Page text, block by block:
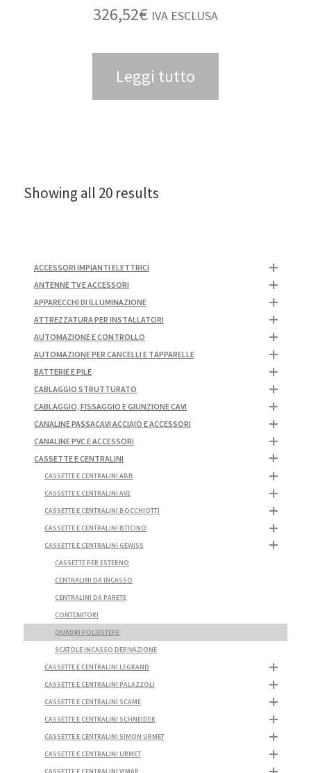
326,52€ IVA ESCLUSA
Leggi tutto
Showing all 20 results
ACCESSORI IMPIANTI ELETTRICI
ANTENNE TV E ACCESSORI
APPARECCHI DI ILLUMINAZIONE
ATTREZZATURA PER INSTALLATORI
AUTOMAZIONE E CONTROLLO
AUTOMAZIONE PER CANCELLI E TAPPARELLE
BATTERIE E PILE
CABLAGGIO STRUTTURATO
CABLAGGIO, FISSAGGIO E GIUNZIONE CAVI
CANALINE PASSACAVI ACCIAIO E ACCESSORI
CANALINE PVC E ACCESSORI
CASSETTE E CENTRALINI
CASSETTE E CENTRALINI ABB
CASSETTE E CENTRALINI AVE
CASSETTE E CENTRALINI BOCCHIOTTI
CASSETTE E CENTRALINI BTICINO
CASSETTE E CENTRALINI GEWISS
CASSETTE PER ESTERNO
CENTRALINI DA INCASSO
CENTRALINI DA PARETE
CONTENITORI
QUADRI POLIESTERE
SCATOLE INCASSO DERIVAZIONE
CASSETTE E CENTRALINI LEGRAND
CASSETTE E CENTRALINI PALAZZOLI
CASSETTE E CENTRALINI SCAME
CASSETTE E CENTRALINI SCHNEIDER
CASSETTE E CENTRALINI SIMON URMET
CASSETTE E CENTRALINI URMET